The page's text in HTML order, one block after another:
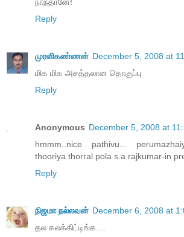
நாந்தானே!
Reply
முரளிகண்ணன் December 5, 2008 at
மிக மிக அசத்தலான தொகுப்பு
Reply
Anonymous December 5, 2008 at
hmmm..nice pathivu...
thooriya thorral pola s.a rajkumar-in
Reply
நிஜமா நல்லவன் December 6, 2008 at
தல கலக்கிட்டிங்க....